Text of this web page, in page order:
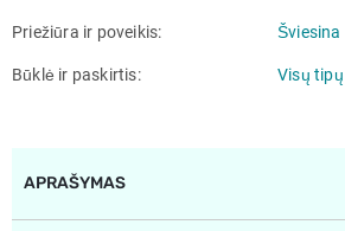
Priežiūra ir poveikis Šviesina
Būklė ir paskirtis Visų tipų
APRAŠYMAS